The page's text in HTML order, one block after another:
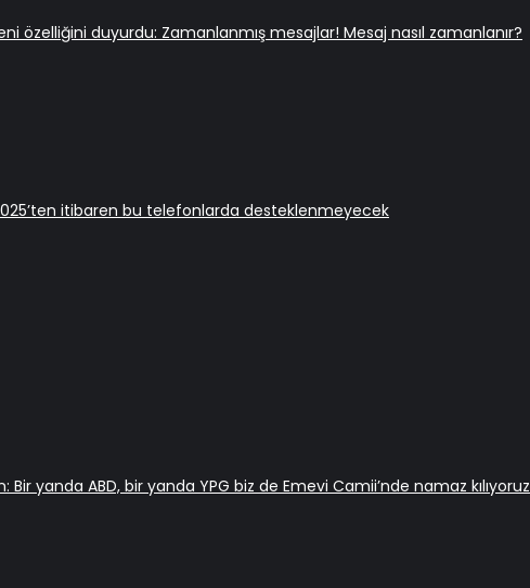
özelliğini duyurdu: Zamanlanmış mesajlar! Mesaj nasıl zamanlanır?
itibaren bu telefonlarda desteklenmeyecek
Bir yanda ABD, bir yanda YPG biz de Emevi Camii’nde namaz kılıyoruz